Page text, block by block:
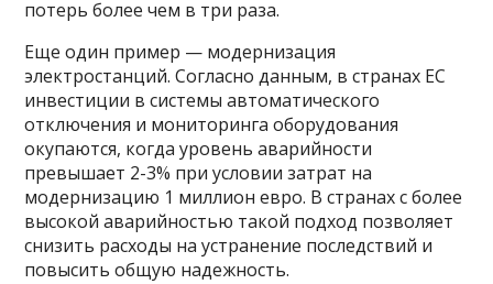
потерь более чем в три раза.
Еще один пример — модернизация
электростанций. Согласно данным, в странах ЕС
инвестиции в системы автоматического
отключения и мониторинга оборудования
окупаются, когда уровень аварийности
превышает 2-3% при условии затрат на
модернизацию 1 миллион евро. В странах с более
высокой аварийностью такой подход позволяет
снизить расходы на устранение последствий и
повысить общую надежность.